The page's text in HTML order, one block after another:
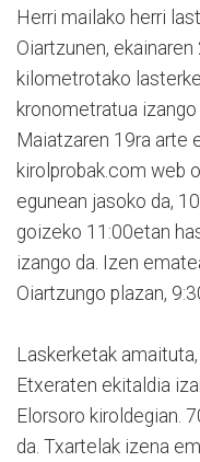
Herri mailako herri
Oiartzunen,
kilometrotako
kronometratua
Maiatzaren 19ra arte
kirolprobak.com web
egunean jasoko da,
goizeko 11:00etan
izango da. Izen
Oiartzungo plazan,
Laskerketak
Etxeraten ekitaldia
Elorsoro kiroldegian.
da. Txartelak izena